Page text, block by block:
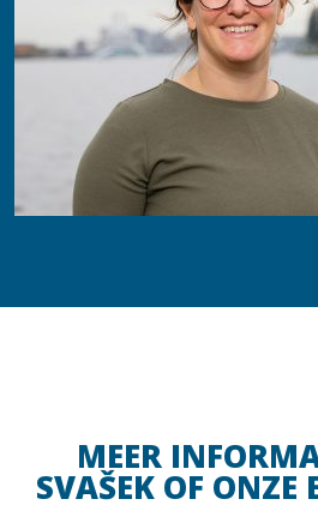
MEER
SVAŠEK OF ONZE